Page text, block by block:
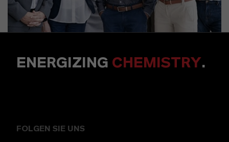
ENERGIZING CHEMISTRY.
FOLGEN SIE UNS